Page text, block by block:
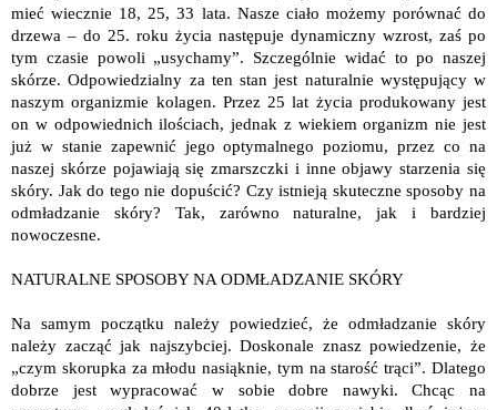
mieć wiecznie 18, 25, 33 lata. Nasze ciało możemy porównać do
drzewa – do 25. roku życia następuje dynamiczny wzrost, zaś po
tym czasie powoli „usychamy”. Szczególnie widać to po naszej
skórze. Odpowiedzialny za ten stan jest naturalnie występujący w
naszym organizmie kolagen. Przez 25 lat życia produkowany jest
on w odpowiednich ilościach, jednak z wiekiem organizm nie jest
już w stanie zapewnić jego optymalnego poziomu, przez co na
naszej skórze pojawiają się zmarszczki i inne objawy starzenia się
skóry. Jak do tego nie dopuścić? Czy istnieją skuteczne sposoby na
odmładzanie skóry? Tak, zarówno naturalne, jak i bardziej
nowoczesne.
NATURALNE SPOSOBY NA ODMŁADZANIE SKÓRY
Na samym początku należy powiedzieć, że odmładzanie skóry
należy zacząć jak najszybciej. Doskonale znasz powiedzenie, że
„czym skorupka za młodu nasiąknie, tym na starość trąci”. Dlatego
dobrze jest wypracować w sobie dobre nawyki. Chcąc na